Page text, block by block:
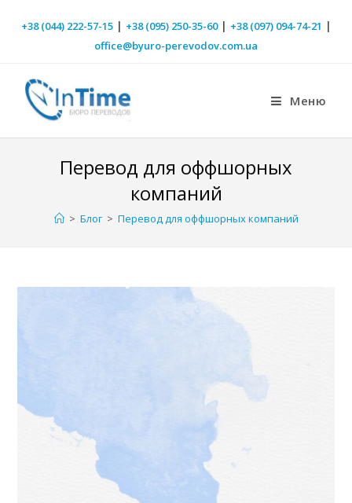
+38 (044) 222-57-15| +38 (095) 250-35-60| +38 (097) 094-74-21 |
office@byuro-perevodov.com.ua
Меню
Перевод для оффшорных
компаний
> Блог > Перевод для оффшорных компаний